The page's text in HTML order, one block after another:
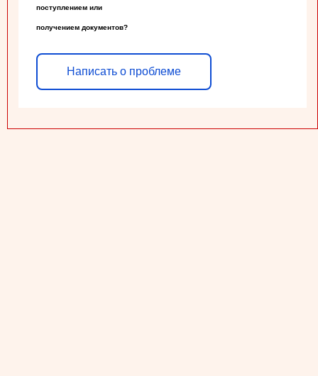
поступлением или
получением документов?
Написать о проблеме